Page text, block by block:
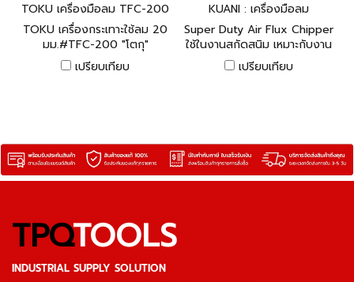
TOKU เครื่องมือลม TFC-200
TOKU เครื่องกระเทาะใช้ลม 20
มม.#TFC-200 "โตกุ"
เปรียบเทียบ
KUANI : เครื่องมือลม
Super Duty Air Flux Chipper
ใช้ในงานสกัดสนิม เหมาะกับงาน
หนักเป็นพิเศษ
เปรียบเทียบ
TPQTOOLS
INDUSTRIAL SUPPLY SOLUTION